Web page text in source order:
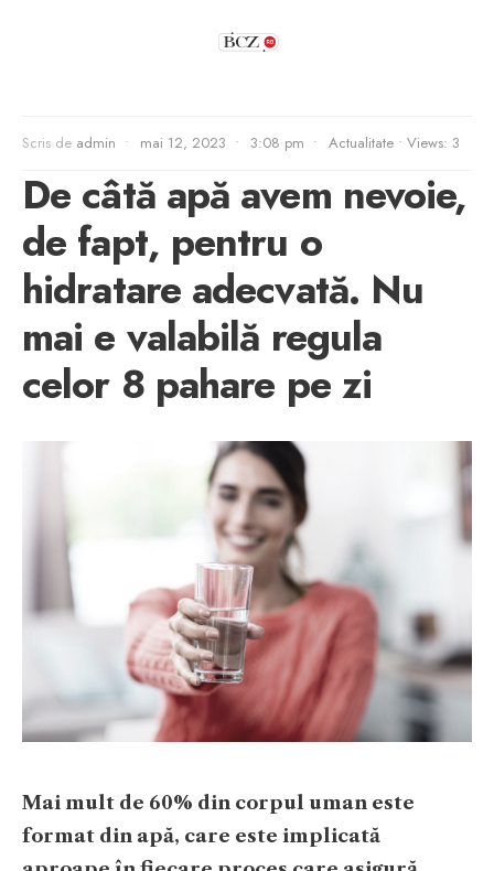
Scris de admin • mai 12, 2023 • 3:08 pm • Actualitate • Views: 3
De câtă apă avem nevoie,
de fapt, pentru o
hidratare adecvată. Nu
mai e valabilă regula
celor 8 pahare pe zi
Mai mult de 60% din corpul uman este
format din apă, care este implicată